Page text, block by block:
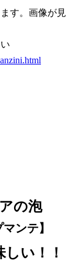
す。画像が見
の泡
ンテ】
い！！